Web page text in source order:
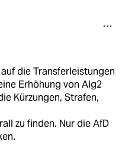
die Transferleistungen
Erhöhung von Alg2
Kürzungen, Strafen,
zu finden. Nur die AfD